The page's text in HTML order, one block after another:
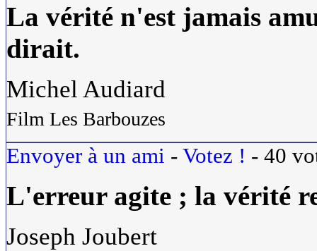
La vérité n'est jamais
dirait.
Michel Audiard
Film Les Barbouzes
Envoyer à un ami - Votez ! - 40
L'erreur agite ; la vérité
Joseph Joubert